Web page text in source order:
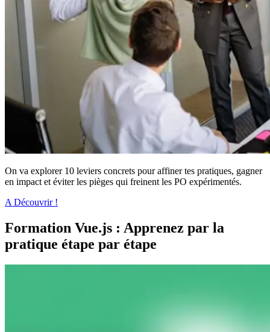
On va explorer 10 leviers concrets pour affiner tes pratiques, gagner
en impact et éviter les pièges qui freinent les PO expérimentés.
A Découvrir !
Formation Vue.js : Apprenez par la
pratique étape par étape